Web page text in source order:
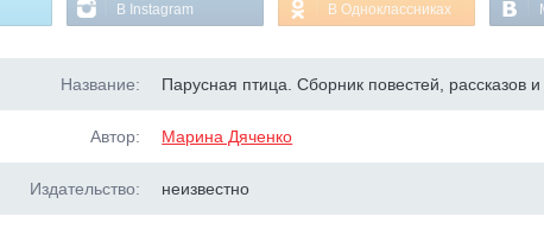
В Instagram В Одноклассниках
Название: Парусная птица. Сборник повестей, рассказов и
Автор: Марина Дяченко
Издательство: неизвестно